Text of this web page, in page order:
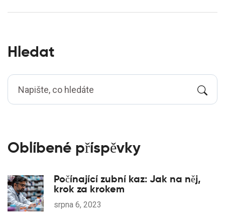
Hledat
Oblíbené příspěvky
Počínající zubní kaz: Jak na něj,
krok za krokem
srpna 6, 2023